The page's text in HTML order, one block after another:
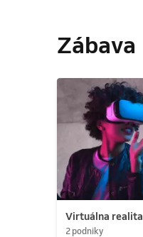
Zábava
Virtuálna realita
2 podniky